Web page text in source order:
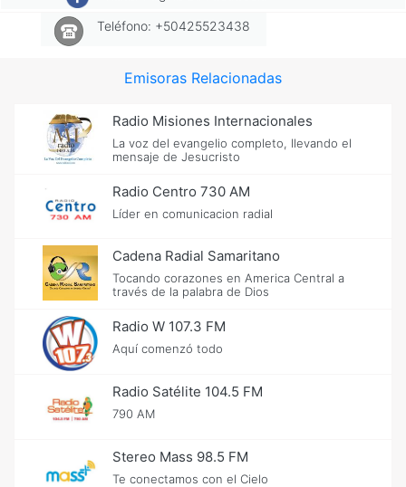
Teléfono: +50425523438
Emisoras Relacionadas
Radio Misiones Internacionales
La voz del evangelio completo, llevando el
mensaje de Jesucristo
Radio Centro 730 AM
Líder en comunicacion radial
Cadena Radial Samaritano
Tocando corazones en America Central a
través de la palabra de Dios
Radio W 107.3 FM
Aquí comenzó todo
Radio Satélite 104.5 FM
790 AM
Stereo Mass 98.5 FM
Te conectamos con el Cielo